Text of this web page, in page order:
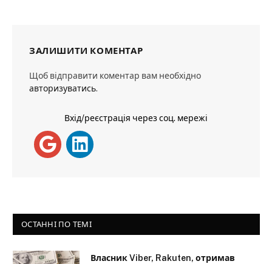
ЗАЛИШИТИ КОМЕНТАР
Щоб відправити коментар вам необхідно
авторизуватись.
Вхід/реєстрація через соц. мережі
ОСТАННІ ПО ТЕМІ
Власник Viber, Rakuten, отримав